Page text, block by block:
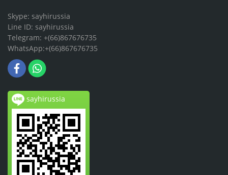
Skype: sayhirussia
Line ID: sayhirussia
Telegram: +(66)867676735
WhatsApp:+(66)867676735
sayhirussia